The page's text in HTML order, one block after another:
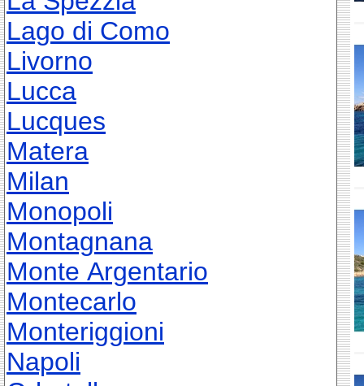
Lago di Como
Livorno
Lucca
Lucques
Matera
Milan
Monopoli
Montagnana
Monte Argentario
Montecarlo
Monteriggioni
Napoli